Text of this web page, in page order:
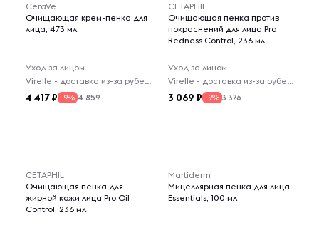
CeraVe
Очищающая крем-пенка для
лица, 473 мл
Уход за лицом
Virelle - доставка из-за рубежа
4 417 -9% 4 859
CETAPHIL
Очищающая пенка против
покраснений для лица Pro
Redness Control, 236 мл
Уход за лицом
Virelle - доставка из-за рубежа
3 069 -9% 3 376
CETAPHIL
Очищающая пенка для
жирной кожи лица Pro Oil
Control, 236 мл
Martiderm
Мицеллярная пенка для лица
Essentials, 100 мл